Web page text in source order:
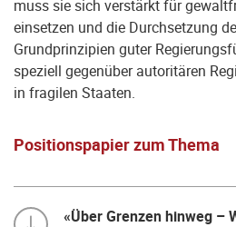
muss sie sich verstärkt für
einsetzen und die Durchsetzung
Grundprinzipien guter
speziell gegenüber autoritären
in fragilen Staaten.
Positionspapier zum Thema
«Über Grenzen hinweg –